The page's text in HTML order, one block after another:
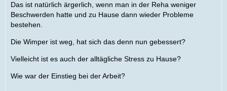
Das ist natürlich ärgerlich, wenn man in der Reha weniger
Beschwerden hatte und zu Hause dann wieder Probleme
bestehen.
Die Wimper ist weg, hat sich das denn nun gebessert?
Vielleicht ist es auch der alltägliche Stress zu Hause?
Wie war der Einstieg bei der Arbeit?